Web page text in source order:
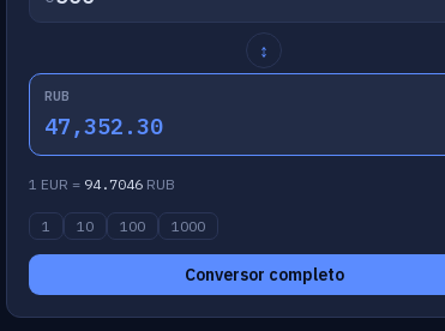
↕
RUB
47,352.30
1 EUR = 94.7046RUB
1 10 100 1000
Conversor completo